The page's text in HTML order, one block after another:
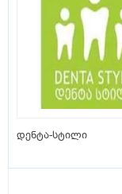
დენტა-სტილი